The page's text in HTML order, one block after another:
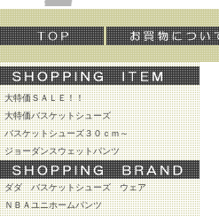
大特価ＳＡＬＥ！！
大特価バスケットシューズ
バスケットシューズ３０ｃｍ～
ジョーダンスウェットパンツ
ダダ バスケットシューズ ウェア
ＮＢＡユニホームパンツ